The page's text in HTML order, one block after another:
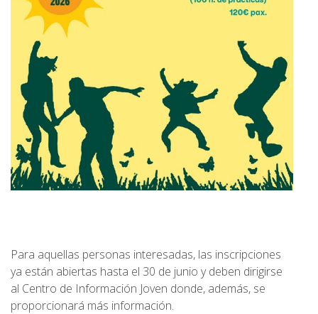
Para aquellas personas interesadas, las inscripciones
ya están abiertas hasta el 30 de junio y deben dirigirse
al Centro de Información Joven donde, además, se
proporcionará más información.